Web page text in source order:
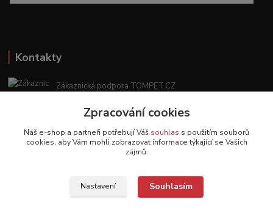
Kontakty
Zákaznická podpora TOMPET.CZ
(Po-Ne, 8-20 hod.)
obchod@tompet.cz
Zpracování cookies
Náš e-shop a partneři potřebují Váš souhlas s použitím souborů
cookies, aby Vám mohli zobrazovat informace týkající se Vašich
zájmů.
Nastavení Souhlasím